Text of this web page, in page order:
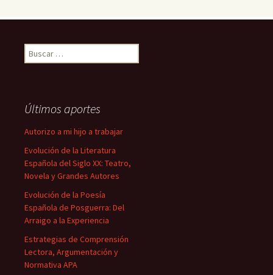
Buscar:
Últimos aportes
Autorizo a mi hijo a trabajar
Evolución de la Literatura
Española del Siglo XX: Teatro,
Novela y Grandes Autores
Evolución de la Poesía
Española de Posguerra: Del
Arraigo a la Experiencia
Estrategias de Comprensión
Lectora, Argumentación y
Normativa APA